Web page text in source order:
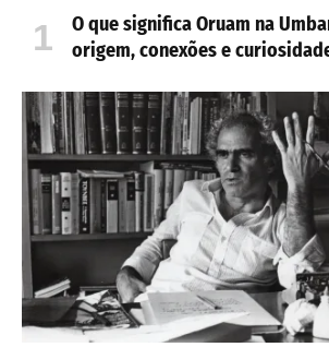
O que significa Oruam na
origem, conexões e